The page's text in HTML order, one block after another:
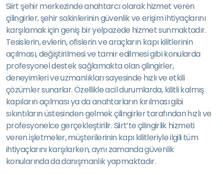
Siirt şehir merkezinde anahtarcı olarak hizmet veren
çilingirler, şehir sakinlerinin güvenlik ve erişim ihtiyaçlarını
karşılamak için geniş bir yelpazede hizmet sunmaktadır.
Tesislerin, evlerin, ofislerin ve araçların kapı kilitlerinin
açılması, değiştirilmesi ve tamir edilmesi gibi konularda
profesyonel destek sağlamakta olan çilingirler,
deneyimleri ve uzmanlıkları sayesinde hızlı ve etkili
çözümler sunarlar. Özellikle acil durumlarda, kilitli kalmış
kapıların açılması ya da anahtarların kırılması gibi
sıkıntıların üstesinden gelmek çilingirler tarafından hızlı ve
profesyonelce gerçekleştirilir. Siirt’te çilingirlik hizmeti
veren işletmeler, müşterilerinin kapı kilitleriyle ilgili tüm
ihtiyaçlarını karşılarken, aynı zamanda güvenlik
konularında da danışmanlık yapmaktadır.